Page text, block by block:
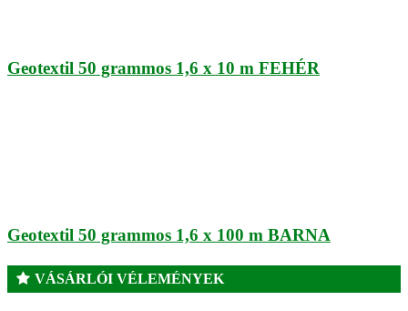
Geotextil 50 grammos 1,6 x 10 m FEHÉR
Geotextil 50 grammos 1,6 x 100 m BARNA
VÁSÁRLÓI VÉLEMÉNYEK